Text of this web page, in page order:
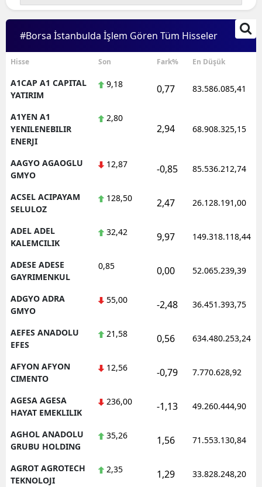
#Borsa İstanbulda İşlem Gören Tüm Hisseler
Hisse Son Fark% En Düşük
A1CAP A1 CAPITAL
YATIRIM
9,18 0,77 83.586.085,41
A1YEN A1
YENILENEBILIR
ENERJI
2,80
2,94 68.908.325,15
AAGYO AGAOGLU
GMYO
12,87 -0,85 85.536.212,74
ACSEL ACIPAYAM
SELULOZ
128,50 2,47 26.128.191,00
ADEL ADEL
KALEMCILIK
32,42 9,97 149.318.118,44
ADESE ADESE
GAYRIMENKUL
0,85 0,00 52.065.239,39
ADGYO ADRA
GMYO
55,00 -2,48 36.451.393,75
AEFES ANADOLU
EFES
21,58 0,56 634.480.253,24
AFYON AFYON
CIMENTO
12,56 -0,79 7.770.628,92
AGESA AGESA
HAYAT EMEKLILIK
236,00 -1,13 49.260.444,90
AGHOL ANADOLU
GRUBU HOLDING
35,26 1,56 71.553.130,84
AGROT AGROTECH
TEKNOLOJI
2,35 1,29 33.828.248,20